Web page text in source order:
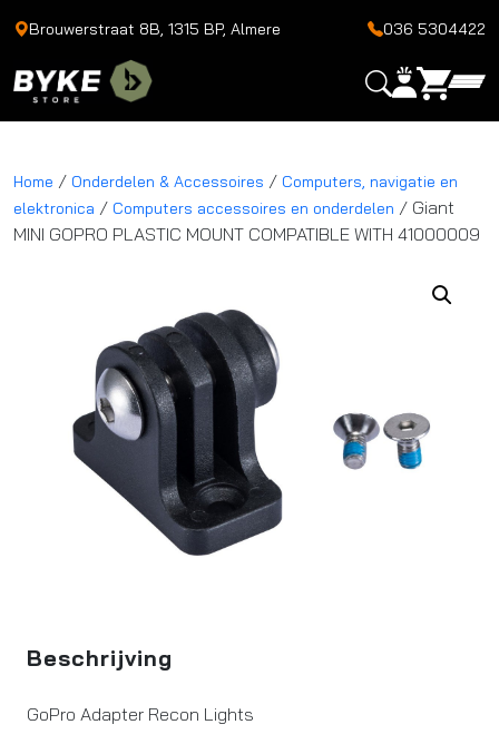
Brouwerstraat 8B, 1315 BP, Almere 036 5304422
Home / Onderdelen & Accessoires / Computers, navigatie en
elektronica / Computers accessoires en onderdelen / Giant
MINI GOPRO PLASTIC MOUNT COMPATIBLE WITH 41000009
Beschrijving
GoPro Adapter Recon Lights